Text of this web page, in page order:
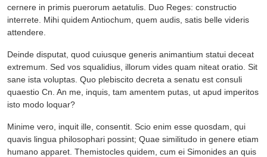
cernere in primis puerorum aetatulis. Duo Reges: constructio
interrete. Mihi quidem Antiochum, quem audis, satis belle videris
attendere.
Deinde disputat, quod cuiusque generis animantium statui deceat
extremum. Sed vos squalidius, illorum vides quam niteat oratio. Sit
sane ista voluptas. Quo plebiscito decreta a senatu est consuli
quaestio Cn. An me, inquis, tam amentem putas, ut apud imperitos
isto modo loquar?
Minime vero, inquit ille, consentit. Scio enim esse quosdam, qui
quavis lingua philosophari possint; Quae similitudo in genere etiam
humano apparet. Themistocles quidem, cum ei Simonides an quis